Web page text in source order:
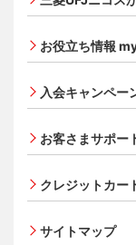
三菱ＵＦＪカ
三菱ＵＦＪカ
オンライン入
追加できるカ
UnionPay（銀
ETCカード
エクスプレス
お役立ち情報
入会キャンペー
お客さまサポー
クレジットカー
サイトマップ